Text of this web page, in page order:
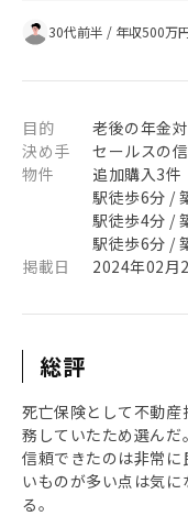
30代前半 / 年収500万
目的
老後の年金
決め手
セールスの
物件
追加購入3件
駅徒歩6分 /
駅徒歩4分 /
駅徒歩6分 /
掲載日
2024年02月
総評
死亡保険として不動産
務していたため選んだ
信頼できたのは非常
いものが多い点は気
る。